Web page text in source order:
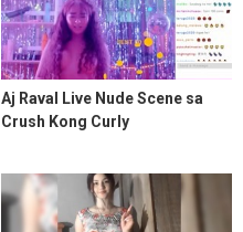
Aj Raval Live Nude Scene sa
Crush Kong Curly